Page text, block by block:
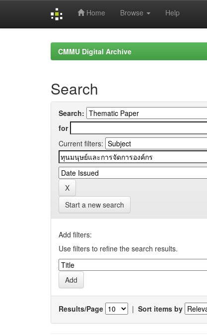
Home Browse Help
CMMU Digital Archive
Search
Search:
for
Current filters:
Start a new search
Add filters:
Use filters to refine the search results.
Results/Page | Sort items by